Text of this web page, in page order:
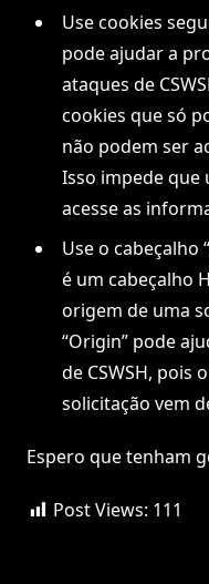
Use cookies
pode ajudar a
ataques de
cookies que só
não podem ser
Isso impede que
acesse as
Use o cabeçalho
é um cabeçalho
origem de uma
“Origin” pode
de CSWSH, pois
solicitação vem
Espero que tenham
Post Views: 111